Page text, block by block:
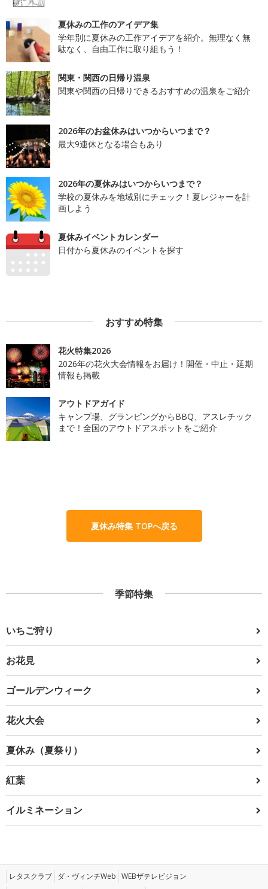
夏休みの工作のアイデア集
学年別に夏休みの工作アイデアを紹介。無理なく無
駄なく、自由工作に取り組もう！
関東・関西の日帰り温泉
関東や関西の日帰りできるおすすめの温泉をご紹介
2026年のお盆休みはいつからいつまで？
最大9連休となる場合もあり
2026年の夏休みはいつからいつまで？
学校の夏休みを地域別にチェック！夏レジャーを計
画しよう
夏休みイベントカレンダー
日付から夏休みのイベントを探す
おすすめ特集
花火特集2026
2026年の花火大会情報をお届け！開催・中止・延期
情報も掲載
アウトドアガイド
キャンプ場、グランピングからBBQ、アスレチック
まで！全国のアウトドアスポットをご紹介
夏休み特集 TOPへ戻る
季節特集
いちご狩り
お花見
ゴールデンウィーク
花火大会
夏休み（夏祭り）
紅葉
イルミネーション
レタスクラブ ダ・ヴィンチWeb WEBザテレビジョン